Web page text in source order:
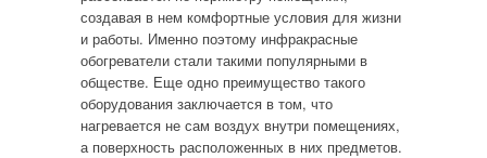
создавая в нем комфортные условия для жизни
и работы. Именно поэтому инфракрасные
обогреватели стали такими популярными в
обществе. Еще одно преимущество такого
оборудования заключается в том, что
нагревается не сам воздух внутри помещениях,
а поверхность расположенных в них предметов.